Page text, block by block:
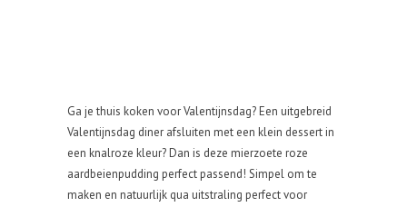
Ga je thuis koken voor Valentijnsdag? Een uitgebreid
Valentijnsdag diner afsluiten met een klein dessert in
een knalroze kleur? Dan is deze mierzoete roze
aardbeienpudding perfect passend! Simpel om te
maken en natuurlijk qua uitstraling perfect voor